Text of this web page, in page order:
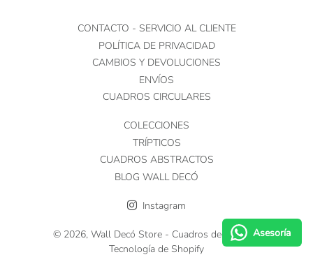
CONTACTO - SERVICIO AL CLIENTE
POLÍTICA DE PRIVACIDAD
CAMBIOS Y DEVOLUCIONES
ENVÍOS
CUADROS CIRCULARES
COLECCIONES
TRÍPTICOS
CUADROS ABSTRACTOS
BLOG WALL DECÓ
Instagram
© 2026, Wall Decó Store - Cuadros decorativos
Tecnología de Shopify
Asesoría